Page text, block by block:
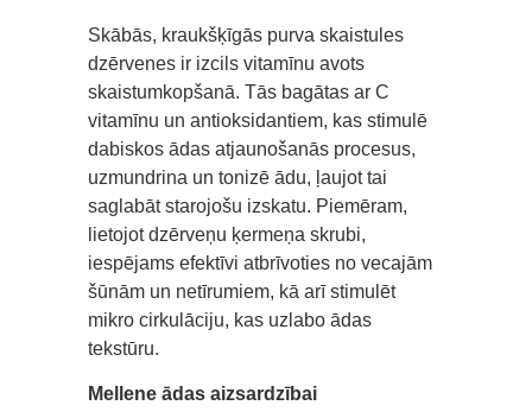
Skābās, kraukšķīgās purva skaistules
dzērvenes ir izcils vitamīnu avots
skaistumkopšanā. Tās bagātas ar C
vitamīnu un antioksidantiem, kas stimulē
dabiskos ādas atjaunošanās procesus,
uzmundrina un tonizē ādu, ļaujot tai
saglabāt starojošu izskatu. Piemēram,
lietojot dzērveņu ķermeņa skrubi,
iespējams efektīvi atbrīvoties no vecajām
šūnām un netīrumiem, kā arī stimulēt
mikro cirkulāciju, kas uzlabo ādas
tekstūru.
Mellene ādas aizsardzībai